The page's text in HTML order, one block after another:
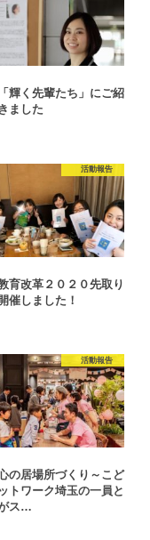
輝く先輩たち」にご紹
ました
活動報告
育改革２０２０先取り
催しました！
活動報告
の居場所づくり～こど
トワーク埼玉の一員と
ス…